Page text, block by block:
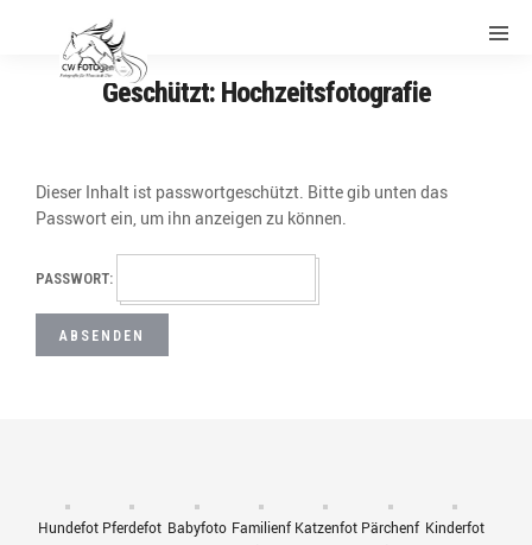
Geschützt: Hochzeitsfotografie
Dieser Inhalt ist passwortgeschützt. Bitte gib unten das
Passwort ein, um ihn anzeigen zu können.
PASSWORT:
Hundefot Pferdefot Babyfoto Familienf Katzenfot Pärchenf Kinderfot